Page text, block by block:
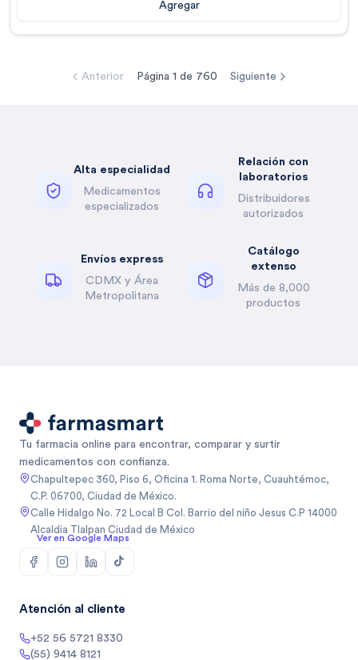
Agregar
Anterior Página 1 de 760 Siguiente
Alta especialidad
Medicamentos
especializados
Relación con
laboratorios
Distribuidores
autorizados
Envíos express
CDMX y Área
Metropolitana
Catálogo
extenso
Más de 8,000
productos
Tu farmacia online para encontrar, comparar y surtir
medicamentos con confianza.
Chapultepec 360, Piso 6, Oficina 1. Roma Norte, Cuauhtémoc,
C.P. 06700, Ciudad de México.
Calle Hidalgo No. 72 Local B Col. Barrio del niño Jesus C.P 14000
Alcaldia Tlalpan Ciudad de México
Ver en Google Maps
Atención al cliente
+52 56 5721 8330
(55) 9414 8121